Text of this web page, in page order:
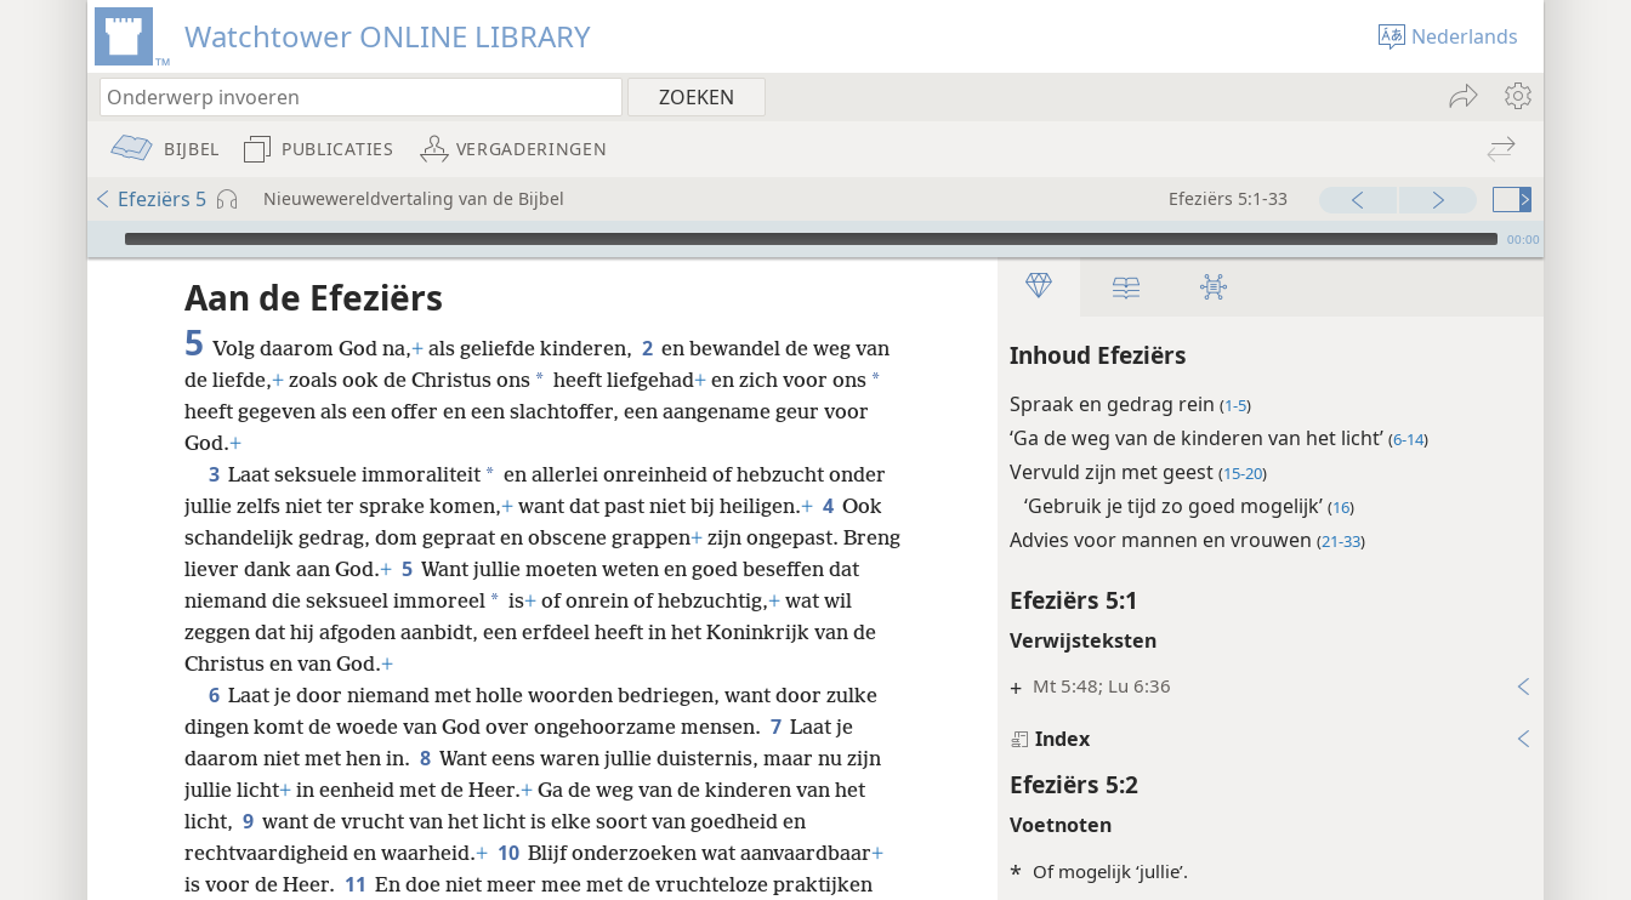
Watchtower ONLINE LIBRARY Nederlands
BIJBEL PUBLICATIES VERGADERINGEN
Efeziërs 5 Nieuwewereldvertaling van de Bijbel Efeziërs 5:1-33
Audio Player 00:00
Inhoud Efeziërs
Spraak en gedrag rein (1-5)
‘Ga de weg van de kinderen van het licht’ (6-14)
Vervuld zijn met geest (15-20)
‘Gebruik je tijd zo goed mogelijk’ (16)
Advies voor mannen en vrouwen (21-33)
Efeziërs 5:1
Verwijsteksten
+ Mt 5:48; Lu 6:36
Index
Efeziërs 5:2
Voetnoten
* Of mogelijk ‘jullie’.
Aan de Efeziërs
5 Volg daarom God na,+ als geliefde kinderen, 2 en bewandel de weg van
de liefde,+ zoals ook de Christus ons * heeft liefgehad+ en zich voor ons *
heeft gegeven als een offer en een slachtoffer, een aangename geur voor
God.+
3 Laat seksuele immoraliteit * en allerlei onreinheid of hebzucht onder
jullie zelfs niet ter sprake komen,+ want dat past niet bij heiligen.+ 4 Ook
schandelijk gedrag, dom gepraat en obscene grappen+ zijn ongepast. Breng
liever dank aan God.+ 5 Want jullie moeten weten en goed beseffen dat
niemand die seksueel immoreel * is+ of onrein of hebzuchtig,+ wat wil
zeggen dat hij afgoden aanbidt, een erfdeel heeft in het Koninkrijk van de
Christus en van God.+
6 Laat je door niemand met holle woorden bedriegen, want door zulke
dingen komt de woede van God over ongehoorzame mensen. 7 Laat je
daarom niet met hen in. 8 Want eens waren jullie duisternis, maar nu zijn
jullie licht+ in eenheid met de Heer.+ Ga de weg van de kinderen van het
licht, 9 want de vrucht van het licht is elke soort van goedheid en
rechtvaardigheid en waarheid.+ 10 Blijf onderzoeken wat aanvaardbaar+
is voor de Heer. 11 En doe niet meer mee met de vruchteloze praktijken